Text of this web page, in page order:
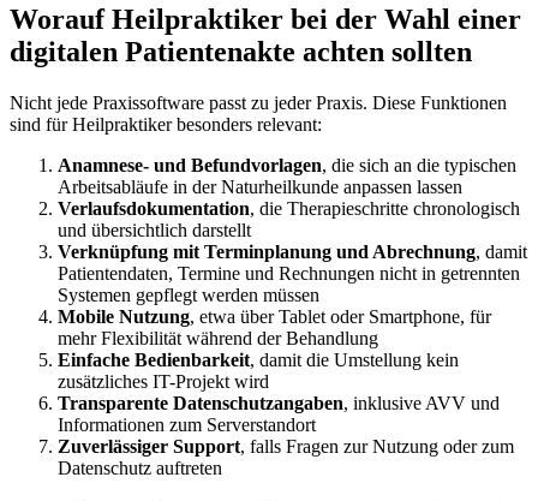
Worauf Heilpraktiker bei der Wahl einer
digitalen Patientenakte achten sollten
Nicht jede Praxissoftware passt zu jeder Praxis. Diese Funktionen
sind für Heilpraktiker besonders relevant:
Anamnese- und Befundvorlagen, die sich an die typischen
Arbeitsabläufe in der Naturheilkunde anpassen lassen
Verlaufsdokumentation, die Therapieschritte chronologisch
und übersichtlich darstellt
Verknüpfung mit Terminplanung und Abrechnung, damit
Patientendaten, Termine und Rechnungen nicht in getrennten
Systemen gepflegt werden müssen
Mobile Nutzung, etwa über Tablet oder Smartphone, für
mehr Flexibilität während der Behandlung
Einfache Bedienbarkeit, damit die Umstellung kein
zusätzliches IT-Projekt wird
Transparente Datenschutzangaben, inklusive AVV und
Informationen zum Serverstandort
Zuverlässiger Support, falls Fragen zur Nutzung oder zum
Datenschutz auftreten